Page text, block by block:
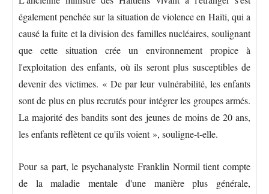
également penchée sur la situation de violence en Haïti, qui a
causé la fuite et la division des familles nucléaires, soulignant
que cette situation crée un environnement propice à
l'exploitation des enfants, où ils seront plus susceptibles de
devenir des victimes. « De par leur vulnérabilité, les enfants
sont de plus en plus recrutés pour intégrer les groupes armés.
La majorité des bandits sont des jeunes de moins de 20 ans,
les enfants reflètent ce qu'ils voient », souligne-t-elle.
Pour sa part, le psychanalyste Franklin Normil tient compte
de la maladie mentale d'une manière plus générale,